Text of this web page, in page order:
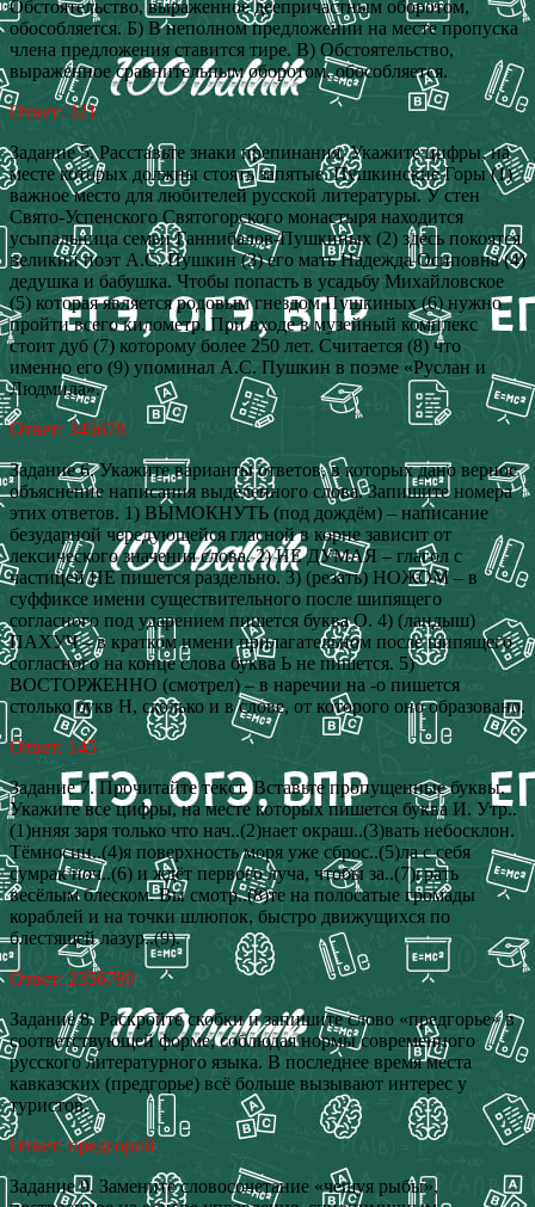
Обстоятельство, выраженное деепричастным оборотом,
обособляется. Б) В неполном предложении на месте пропуска
члена предложения ставится тире. В) Обстоятельство,
выраженное сравнительным оборотом, обособляется.
Ответ: 321
Задание 5. Расставьте знаки препинания. Укажите цифры, на
месте которых должны стоять запятые. Пушкинские Горы (1)
важное место для любителей русской литературы. У стен
Свято‑Успенского Святогорского монастыря находится
усыпальница семьи Ганнибалов-Пушкиных (2) здесь покоятся
великий поэт А.С. Пушкин (3) его мать Надежда Осиповна (4)
дедушка и бабушка. Чтобы попасть в усадьбу Михайловское
(5) которая является родовым гнездом Пушкиных (6) нужно
пройти всего километр. При входе в музейный комплекс
стоит дуб (7) которому более 250 лет. Считается (8) что
именно его (9) упоминал А.С. Пушкин в поэме «Руслан и
Людмила».
Ответ: 345678
Задание 6. Укажите варианты ответов, в которых дано верное
объяснение написания выделенного слова. Запишите номера
этих ответов. 1) ВЫМОКНУТЬ (под дождём) – написание
безударной чередующейся гласной в корне зависит от
лексического значения слова. 2) НЕ ДУМАЯ – глагол с
частицей НЕ пишется раздельно. 3) (резать) НОЖОМ – в
суффиксе имени существительного после шипящего
согласного под ударением пишется буква О. 4) (ландыш)
ПАХУЧ – в кратком имени прилагательном после шипящего
согласного на конце слова буква Ь не пишется. 5)
ВОСТОРЖЕННО (смотрел) – в наречии на -о пишется
столько букв Н, сколько и в слове, от которого оно образовано.
Ответ: 145
Задание 7. Прочитайте текст. Вставьте пропущенные буквы.
Укажите все цифры, на месте которых пишется буква И. Утр..
(1)нняя заря только что нач..(2)нает окраш..(3)вать небосклон.
Тёмносин..(4)я поверхность моря уже сброс..(5)ла с себя
сумрак ноч..(6) и ждёт первого луча, чтобы за..(7)грать
весёлым блеском. Вы смотр..(8)те на полосатые громады
кораблей и на точки шлюпок, быстро движущихся по
блестящей лазур..(9).
Ответ: 2356789
Задание 8. Раскройте скобки и запишите слово «предгорье» в
соответствующей форме, соблюдая нормы современного
русского литературного языка. В последнее время места
кавказских (предгорье) всё больше вызывают интерес у
туристов.
Ответ: предгорий
Задание 9. Замените словосочетание «чешуя рыбы»,